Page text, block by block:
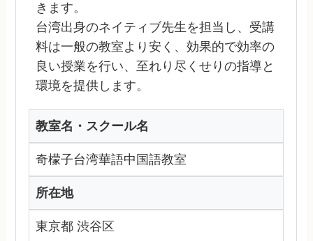
きます。
台湾出身のネイティブ先生を担当し、受講
料は一般の教室より安く、効果的で効率の
良い授業を行い、至れり尽くせりの指導と
環境を提供します。
教室名・スクール名
奇檬子台湾華語中国語教室
所在地
東京都 渋谷区